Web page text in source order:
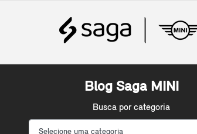
Blog Saga MINI
Busca por categoria